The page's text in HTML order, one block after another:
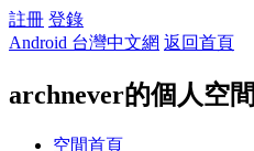
註冊 登錄
Android 台灣中文網 返回首頁
archnever的個人空間
空間首頁